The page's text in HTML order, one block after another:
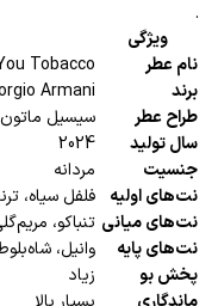
.
ویژگی
نام عطر
Tobacco
برند
Armani
طراح عطر
سیسیل ماتون
سال تولید
2024
جنسیت
مردانه
نت‌های اولیه
فلفل سیاه،
نت‌های میانی تنباکو،
نت‌های پایه
وانیل،
پخش بو
زیاد